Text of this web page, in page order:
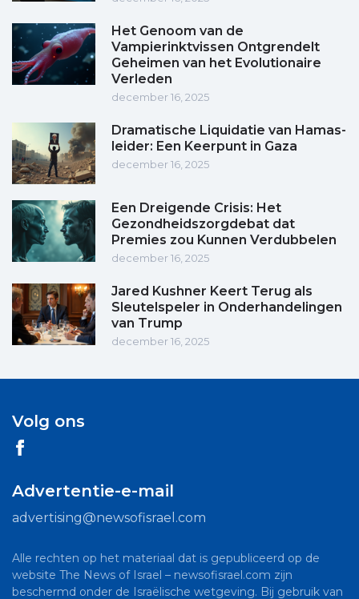
Het Genoom van de
Vampierinktvissen Ontgrendelt
Geheimen van het Evolutionaire
Verleden
december 16, 2025
Dramatische Liquidatie van Hamas-
leider: Een Keerpunt in Gaza
december 16, 2025
Een Dreigende Crisis: Het
Gezondheidszorgdebat dat
Premies zou Kunnen Verdubbelen
december 16, 2025
Jared Kushner Keert Terug als
Sleutelspeler in Onderhandelingen
van Trump
december 16, 2025
Volg ons
Advertentie-e-mail
advertising@newsofisrael.com
Alle rechten op het materiaal dat is gepubliceerd op de
website The News of Israel – newsofisrael.com zijn
beschermd onder de Israëlische wetgeving. Bij gebruik van